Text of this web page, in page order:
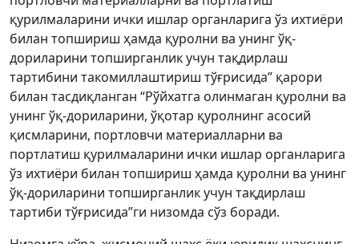
қурилмаларини ички ишлар органларига ўз ихтиёри
билан топшириш ҳамда қуролни ва унинг ўқ-
дориларини топширганлик учун тақдирлаш
тартибини такомиллаштириш тўғрисида” қарори
билан тасдиқланган “Рўйхатга олинмаган қуролни ва
унинг ўқ-дориларини, ўқотар қуролнинг асосий
қисмларини, портловчи материалларни ва
портлатиш қурилмаларини ички ишлар органларига
ўз ихтиёри билан топшириш ҳамда қуролни ва унинг
ўқ-дориларини топширганлик учун тақдирлаш
тартиби тўғрисида”ги низомда сўз боради.